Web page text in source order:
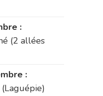
:
(2 allées
: